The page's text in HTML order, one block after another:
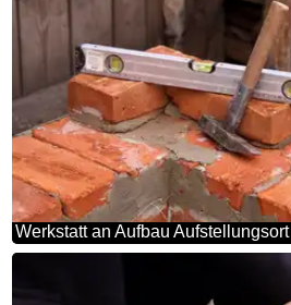
Werkstatt an Aufbau Aufstellungsort